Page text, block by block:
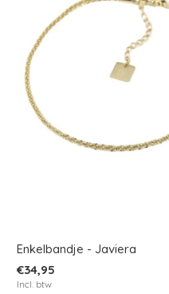
Enkelbandje - Javiera
€34,95
Incl. btw